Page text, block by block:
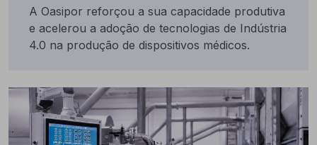
A Oasipor reforçou a sua capacidade produtiva
e acelerou a adoção de tecnologias de Indústria
4.0 na produção de dispositivos médicos.